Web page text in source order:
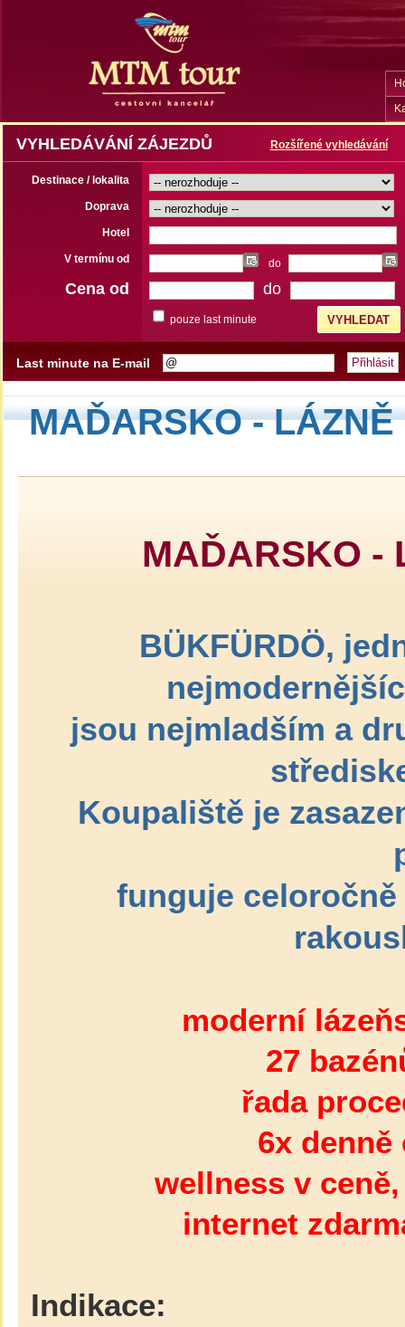
MAĎARSKO -
MAĎARSKO -
BÜKFÜRDÖ,
jsou nejmladším a
Koupaliště je
funguje
moderní
27
řada
6x denně
wellness v
internet
Indikace:
Rozšířené vyhledávání
VYHLEDÁVÁNÍ ZÁJEZDŮ
Destinace / lokalita
Doprava
Hotel
V termínu od do
Cena od do
pouze last minute
Last minute na E-mail